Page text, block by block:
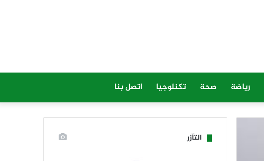
رياضة صحة تكنلوجيا اتصل بنا
التآزر